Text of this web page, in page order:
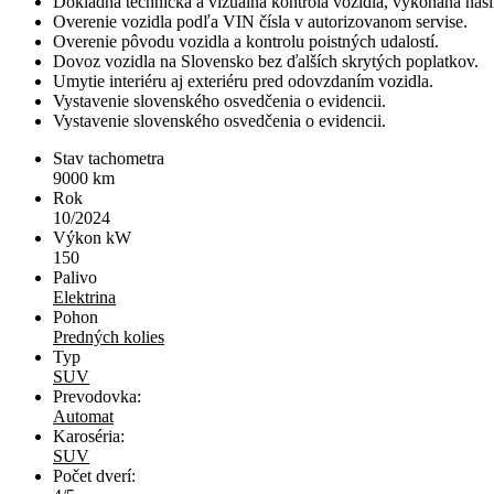
Overenie vozidla podľa VIN čísla v autorizovanom servise.
Overenie pôvodu vozidla a kontrolu poistných udalostí.
Dovoz vozidla na Slovensko bez ďalších skrytých poplatkov.
Umytie interiéru aj exteriéru pred odovzdaním vozidla.
Vystavenie slovenského osvedčenia o evidencii.
Vystavenie slovenského osvedčenia o evidencii.
Stav tachometra
9000 km
Rok
10/2024
Výkon kW
150
Palivo
Elektrina
Pohon
Predných kolies
Typ
SUV
Prevodovka:
Automat
Karoséria:
SUV
Počet dverí: